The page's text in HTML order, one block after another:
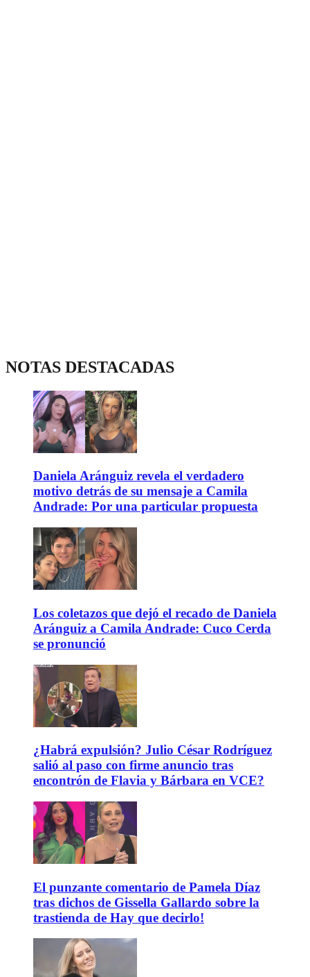
NOTAS DESTACADAS
Daniela Aránguiz revela el verdadero
motivo detrás de su mensaje a Camila
Andrade: Por una particular propuesta
Los coletazos que dejó el recado de Daniela
Aránguiz a Camila Andrade: Cuco Cerda
se pronunció
¿Habrá expulsión? Julio César Rodríguez
salió al paso con firme anuncio tras
encontrón de Flavia y Bárbara en VCE?
El punzante comentario de Pamela Díaz
tras dichos de Gissella Gallardo sobre la
trastienda de Hay que decirlo!